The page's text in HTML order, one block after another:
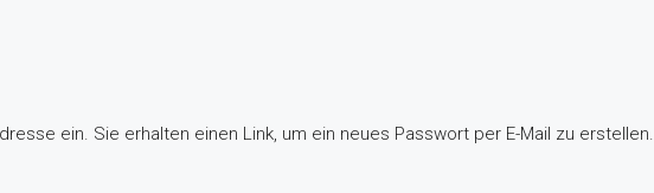
ein. Sie erhalten einen Link, um ein neues Passwort per E-Mail zu erstellen.